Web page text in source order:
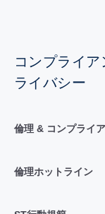
コンプライ
ライバシー
倫理 & コンプライ
倫理ホットライン